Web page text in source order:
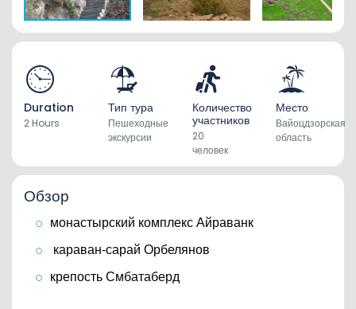
Duration
2 Hours
Тип тура
Пешеходные
экскурсии
Количество
участников
20
человек
Место
Вайоцдзорская
область
Обзор
монастырский комплекс Айраванк
караван-сарай Орбелянов
крепость Смбатаберд